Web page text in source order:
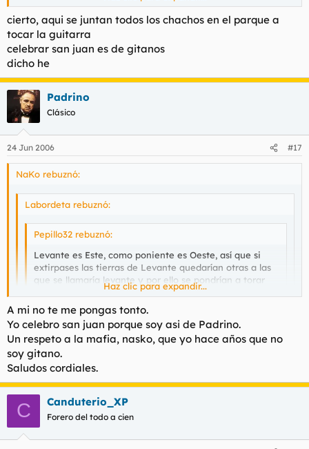
Nosotros no tiraríamos petardos, eso es de gitano, maricones y
abuelas que hacen ohhhhhhh
cierto, aqui se juntan todos los chachos en el parque a
tocar la guitarra
celebrar san juan es de gitanos
dicho he
Padrino
Clásico
24 Jun 2006 #17
NaKo rebuznó:
Labordeta rebuznó:
Pepillo32 rebuznó:
Levante es Este, como poniente es Oeste, así que si
extirpases las tierras de Levante quedarían otras a las
que se llamaría levante y por ello se pondrían a torar
cohetes y petardos.
Por lo tanto te jodes.Haz clic para expandir...
Nosotros no tiraríamos petardos, eso es de gitano,
maricones y abuelas que hacen ohhhhhhh
Haz clic para expandir...
cierto, aqui se juntan todos los chachos en el parque a tocar la
guitarra
celebrar san juan es de gitanos
dicho he
Haz clic para expandir...
A mi no te me pongas tonto.
Yo celebro san juan porque soy asi de Padrino.
Un respeto a la mafia, nasko, que yo hace años que no
soy gitano.
Saludos cordiales.
C Canduterio_XP
Forero del todo a cien